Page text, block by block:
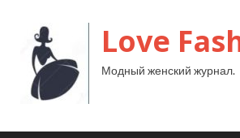
Love
Модный женский журнал.